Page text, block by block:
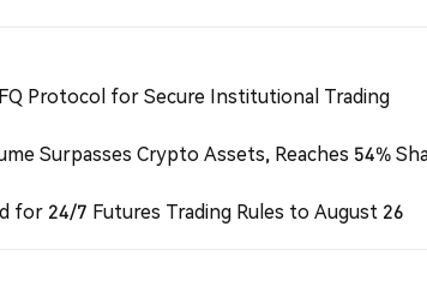
Protocol for Secure Institutional Trading
Surpasses Crypto Assets, Reaches 54%
for 24/7 Futures Trading Rules to August 26